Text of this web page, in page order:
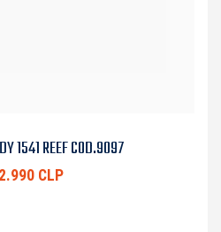
1541 REEF COD.9097
CLP